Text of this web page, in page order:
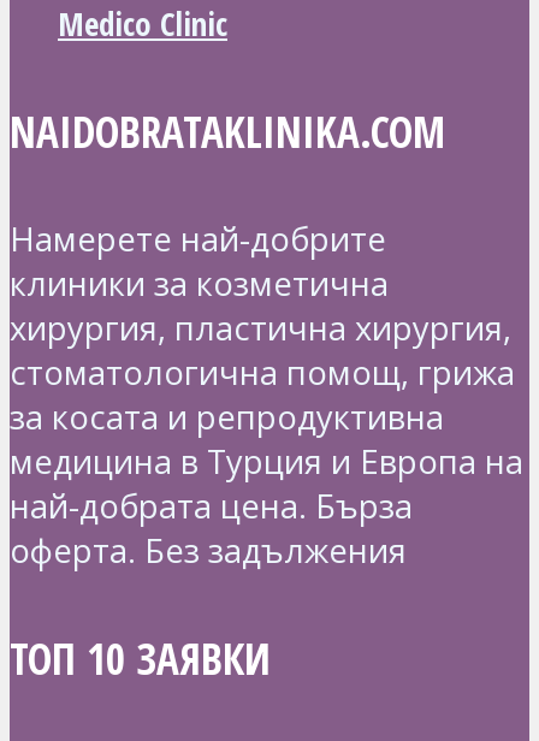
Medico Clinic
NAIDOBRATAKLINIKA.COM
Намерете най-добрите
клиники за козметична
хирургия, пластична хирургия,
стоматологична помощ, грижа
за косата и репродуктивна
медицина в Турция и Европа на
най-добрата цена. Бърза
оферта. Без задължения
ТОП 10 ЗАЯВКИ